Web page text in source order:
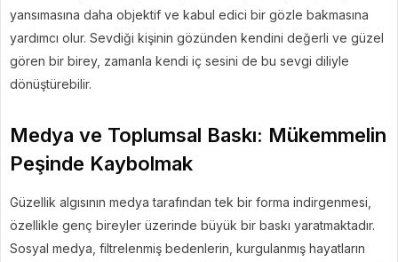
yansımasına daha objektif ve kabul edici bir gözle bakmasına
yardımcı olur. Sevdiği kişinin gözünden kendini değerli ve güzel
gören bir birey, zamanla kendi iç sesini de bu sevgi diliyle
dönüştürebilir.
Medya ve Toplumsal Baskı: Mükemmelin
Peşinde Kaybolmak
Güzellik algısının medya tarafından tek bir forma indirgenmesi,
özellikle genç bireyler üzerinde büyük bir baskı yaratmaktadır.
Sosyal medya, filtrelenmiş bedenlerin, kurgulanmış hayatların